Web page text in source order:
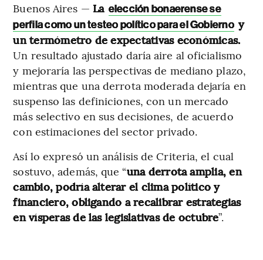
Buenos Aires — La elección bonaerense se
perfila como un testeo político para el Gobierno y
un termómetro de expectativas económicas.
Un resultado ajustado daría aire al oficialismo
y mejoraría las perspectivas de mediano plazo,
mientras que una derrota moderada dejaría en
suspenso las definiciones, con un mercado
más selectivo en sus decisiones, de acuerdo
con estimaciones del sector privado.
Así lo expresó un análisis de Criteria, el cual
sostuvo, además, que “una derrota amplia, en
cambio, podría alterar el clima político y
financiero, obligando a recalibrar estrategias
en vísperas de las legislativas de octubre”.